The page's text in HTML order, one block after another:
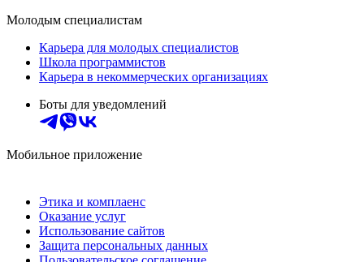
Молодым специалистам
Карьера для молодых специалистов
Школа программистов
Карьера в некоммерческих организациях
Боты для уведомлений
Мобильное приложение
Этика и комплаенс
Оказание услуг
Использование сайтов
Защита персональных данных